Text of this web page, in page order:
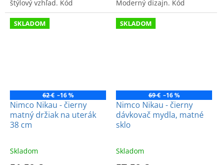
štýlový vzhľad. Kód
produktu: NKC3005490.
Moderný dizajn. Kód
produktu: NKC30058C90.
SKLADOM
62 € –16 %
Nimco Nikau - čierny
matný držiak na uterák
38 cm
Skladom
SKLADOM
69 € –16 %
Nimco Nikau - čierny
dávkovač mydla, matné
sklo
Skladom